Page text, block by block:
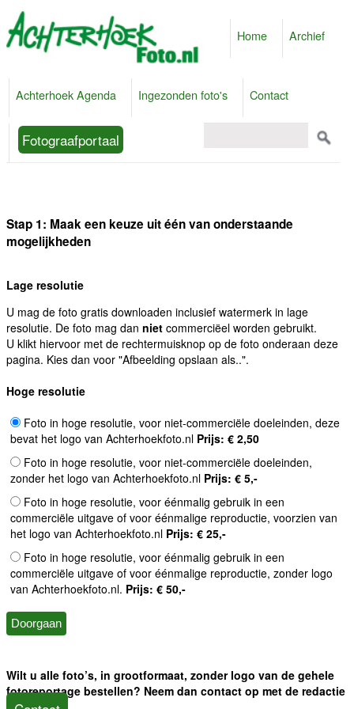
Home Archief
Achterhoek Agenda Ingezonden foto's Contact
Fotograafportaal
Stap 1: Maak een keuze uit één van onderstaande
mogelijkheden
Lage resolutie
U mag de foto gratis downloaden inclusief watermerk in lage
resolutie. De foto mag dan niet commerciëel worden gebruikt.
U klikt hiervoor met de rechtermuisknop op de foto onderaan deze
pagina. Kies dan voor "Afbeelding opslaan als..".
Hoge resolutie
Foto in hoge resolutie, voor niet-commerciële doeleinden, deze
bevat het logo van Achterhoekfoto.nl Prijs: € 2,50
Foto in hoge resolutie, voor niet-commerciële doeleinden,
zonder het logo van Achterhoekfoto.nl Prijs: € 5,-
Foto in hoge resolutie, voor éénmalig gebruik in een
commerciële uitgave of voor éénmalige reproductie, voorzien van
het logo van Achterhoekfoto.nl Prijs: € 25,-
Foto in hoge resolutie, voor éénmalig gebruik in een
commerciële uitgave of voor éénmalige reproductie, zonder logo
van Achterhoekfoto.nl. Prijs: € 50,-
Wilt u alle foto’s, in grootformaat, zonder logo van de gehele
fotoreportage bestellen? Neem dan contact op met de redactie